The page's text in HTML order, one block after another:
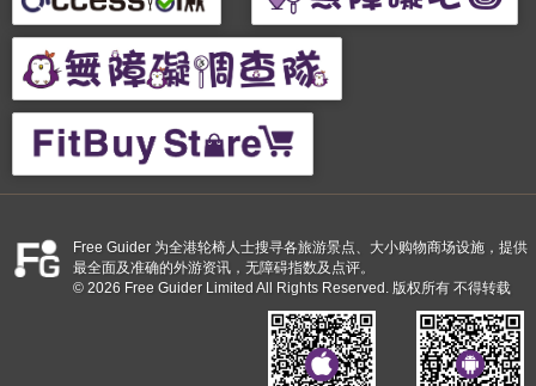
Free Guider 为全港轮椅人士搜寻各旅游景点、大小购物商场设施，提供
最全面及准确的外游资讯，无障碍指数及点评。
© 2026 Free Guider Limited All Rights Reserved. 版权所有 不得转载